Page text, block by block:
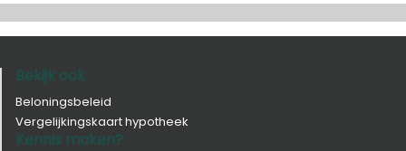
Bekijk ook
Beloningsbeleid
Vergelijkingskaart hypotheek
Kennis maken?